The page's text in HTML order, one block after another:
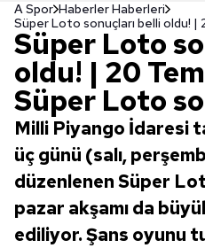
A Spor Haberler Haberleri
Süper Loto
oldu! | 20
Süper Loto
Milli Piyango İdaresi
üç günü (salı,
düzenlenen Süper
pazar akşamı da
ediliyor. Şans oyunu